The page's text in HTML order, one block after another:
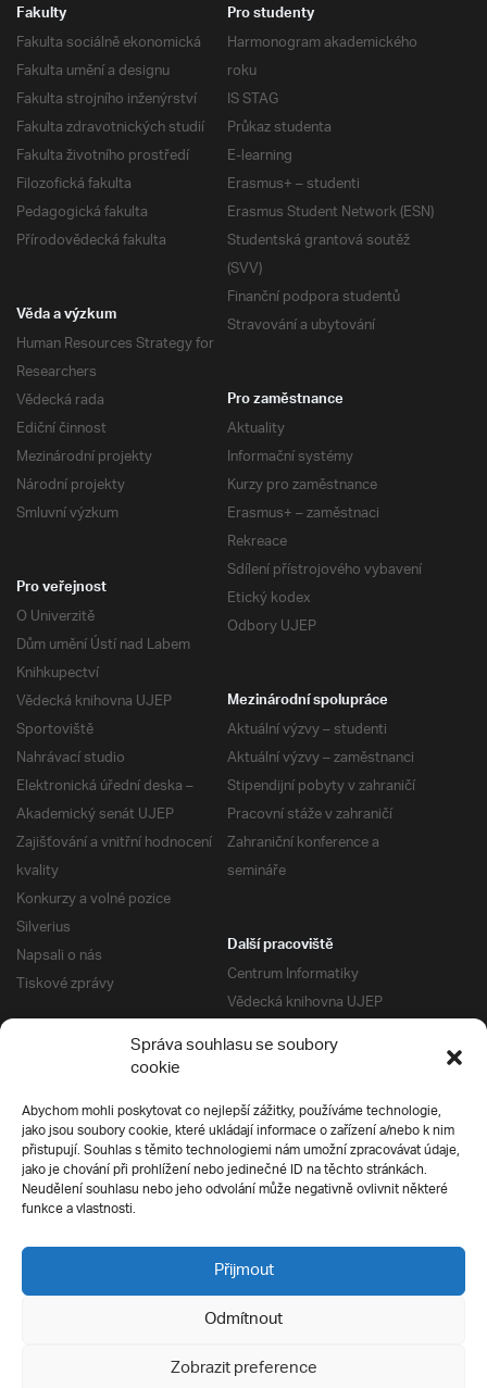
Správa souhlasu se soubory
cookie
Abychom mohli poskytovat co nejlepší zážitky, používáme technologie,
jako jsou soubory cookie, které ukládají informace o zařízení a/nebo k nim
přistupují. Souhlas s těmito technologiemi nám umožní zpracovávat údaje,
jako je chování při prohlížení nebo jedinečné ID na těchto stránkách.
Neudělení souhlasu nebo jeho odvolání může negativně ovlivnit některé
funkce a vlastnosti.
Přijmout
Odmítnout
Zobrazit preference
Fakulty
Fakulta sociálně ekonomická
Fakulta umění a designu
Fakulta strojního inženýrství
Fakulta zdravotnických studií
Fakulta životního prostředí
Filozofická fakulta
Pedagogická fakulta
Přírodovědecká fakulta
Pro studenty
Harmonogram akademického
roku
IS STAG
Průkaz studenta
E-learning
Erasmus+ – studenti
Erasmus Student Network (ESN)
Studentská grantová soutěž
(SVV)
Finanční podpora studentů
Stravování a ubytování
Věda a výzkum
Human Resources Strategy for
Researchers
Vědecká rada
Ediční činnost
Mezinárodní projekty
Národní projekty
Smluvní výzkum
Pro zaměstnance
Aktuality
Informační systémy
Kurzy pro zaměstnance
Erasmus+ – zaměstnaci
Rekreace
Sdílení přístrojového vybavení
Etický kodex
Odbory UJEP
Pro veřejnost
O Univerzitě
Dům umění Ústí nad Labem
Knihkupectví
Vědecká knihovna UJEP
Sportoviště
Nahrávací studio
Elektronická úřední deska –
Akademický senát UJEP
Zajišťování a vnitřní hodnocení
kvality
Konkurzy a volné pozice
Silverius
Napsali o nás
Tiskové zprávy
Mezinárodní spolupráce
Aktuální výzvy – studenti
Aktuální výzvy – zaměstnanci
Stipendijní pobyty v zahraničí
Pracovní stáže v zahraničí
Zahraniční konference a
semináře
Další pracoviště
Centrum Informatiky
Vědecká knihovna UJEP
Správa kolejí a menz
Univerzitní centrum podpory
Silverius
Pro uchazeče
Přijímací řízení
E-prihlaska
Přípravné kurzy
Ochrana soukromí
Všechna práva vyhrazena